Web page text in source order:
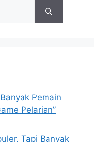
Pemain
Pelarian”
Tapi Banyak